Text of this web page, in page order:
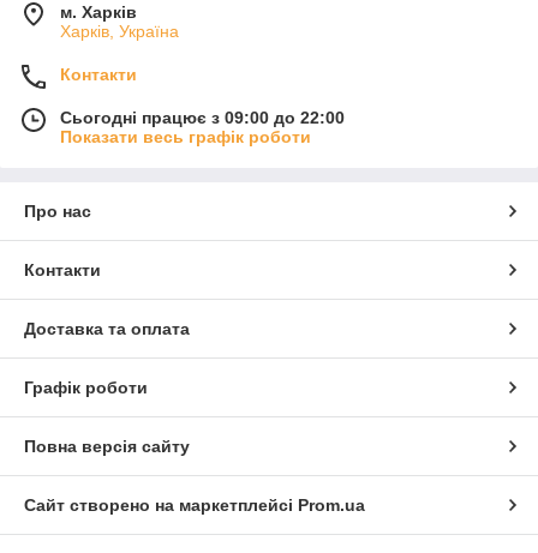
м. Харків
Харків, Україна
Контакти
Сьогодні працює з 09:00 до 22:00
Показати весь графік роботи
Про нас
Контакти
Доставка та оплата
Графік роботи
Повна версія сайту
Сайт створено на маркетплейсі Prom.ua